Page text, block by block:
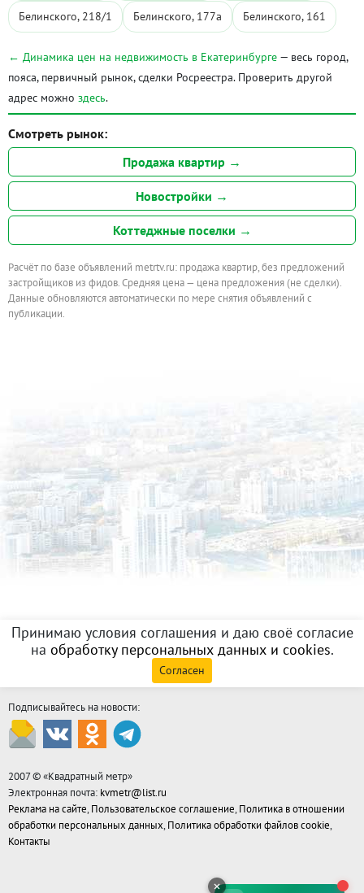
Белинского, 218/1 Белинского, 177а Белинского, 161
← Динамика цен на недвижимость в Екатеринбурге — весь город,
пояса, первичный рынок, сделки Росреестра. Проверить другой
адрес можно здесь.
Смотреть рынок:
Продажа квартир →
Новостройки →
Коттеджные поселки →
Расчёт по базе объявлений metrtv.ru: продажа квартир, без предложений
застройщиков из фидов. Средняя цена — цена предложения (не сделки).
Данные обновляются автоматически по мере снятия объявлений с
публикации.
Принимаю условия соглашения и даю своё согласие
на обработку персональных данных и cookies.
Согласен
Подписывайтесь на новости:
2007 © «Квадратный метр»
Электронная почта: kvmetr@list.ru
Реклама на сайте, Пользовательское соглашение, Политика в отношении
обработки персональных данных, Политика обработки файлов cookie,
Контакты